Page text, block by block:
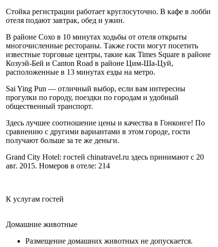
Стойка регистрации работает круглосуточно. В кафе в лобби
отеля подают завтрак, обед и ужин.
В районе Сохо в 10 минутах ходьбы от отеля открыты
многочисленные рестораны. Также гости могут посетить
известные торговые центры, такие как Times Square в районе
Козуэй-Бей и Canton Road в районе Цим-Ша-Цуй,
расположенные в 13 минутах езды на метро.
Sai Ying Pun — отличный выбор, если вам интересны
прогулки по городу, поездки по городам и удобный
общественный транспорт.
Здесь лучшее соотношение цены и качества в Гонконге! По
сравнению с другими вариантами в этом городе, гости
получают больше за те же деньги.
Grand City Hotel: гостей chinatravel.ru здесь принимают с 20
авг. 2015. Номеров в отеле: 214
К услугам гостей
Домашние животные
Размещение домашних животных не допускается.